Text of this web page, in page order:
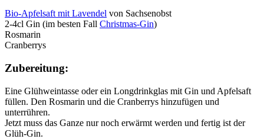
Bio-Apfelsaft mit Lavendel von Sachsenobst
2-4cl Gin (im besten Fall Christmas-Gin)
Rosmarin
Cranberrys
Zubereitung:
Eine Glühweintasse oder ein Longdrinkglas mit Gin und Apfelsaft
füllen. Den Rosmarin und die Cranberrys hinzufügen und
unterrühren.
Jetzt muss das Ganze nur noch erwärmt werden und fertig ist der
Glüh-Gin.